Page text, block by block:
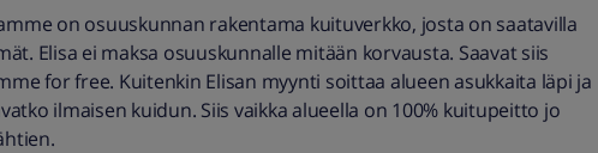
on osuuskunnan rakentama kuituverkko, josta on saatavilla
Elisa ei maksa osuuskunnalle mitään korvausta. Saavat siis
for free. Kuitenkin Elisan myynti soittaa alueen asukkaita läpi ja
ilmaisen kuidun. Siis vaikka alueella on 100% kuitupeitto jo